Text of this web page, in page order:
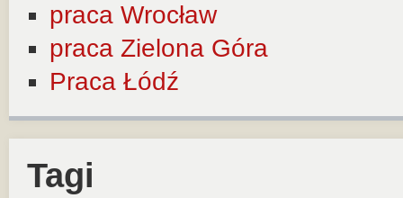
praca Wrocław
praca Zielona Góra
Praca Łódź
Tagi